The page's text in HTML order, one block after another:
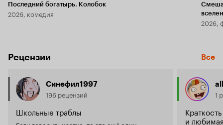
Последний богатырь. Колобок
2026, комедия
2026,
Рецензии Все
Синефил1997
196 рецензий
Школьные траблы
1
и